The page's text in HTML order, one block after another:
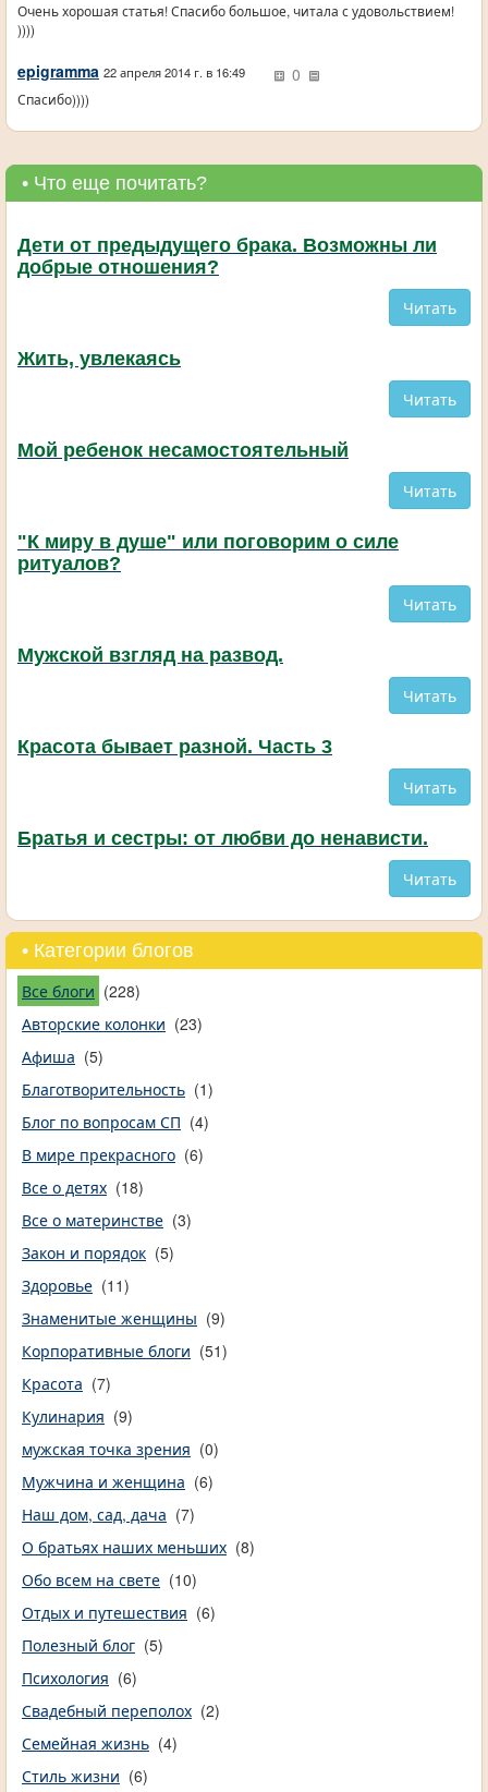
Очень хорошая статья! Спасибо большое, читала с удовольствием!
))))
epigramma 22 апреля 2014 г. в 16:49 0
Спасибо))))
• Что еще почитать?
Дети от предыдущего брака. Возможны ли
добрые отношения?
Читать
Жить, увлекаясь
Читать
Мой ребенок несамостоятельный
Читать
"К миру в душе" или поговорим о силе
ритуалов?
Читать
Мужской взгляд на развод.
Читать
Красота бывает разной. Часть 3
Читать
Братья и сестры: от любви до ненависти.
Читать
• Категории блогов
Все блоги (228)
Авторские колонки (23)
Афиша (5)
Благотворительность (1)
Блог по вопросам СП (4)
В мире прекрасного (6)
Все о детях (18)
Все о материнстве (3)
Закон и порядок (5)
Здоровье (11)
Знаменитые женщины (9)
Корпоративные блоги (51)
Красота (7)
Кулинария (9)
мужская точка зрения (0)
Мужчина и женщина (6)
Наш дом, сад, дача (7)
О братьях наших меньших (8)
Обо всем на свете (10)
Отдых и путешествия (6)
Полезный блог (5)
Психология (6)
Свадебный переполох (2)
Семейная жизнь (4)
Стиль жизни (6)